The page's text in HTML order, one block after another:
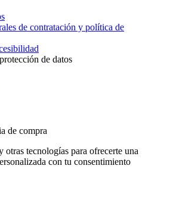
de contratación y política de
de datos
de compra
otras tecnologías para ofrecerte una
con tu consentimiento